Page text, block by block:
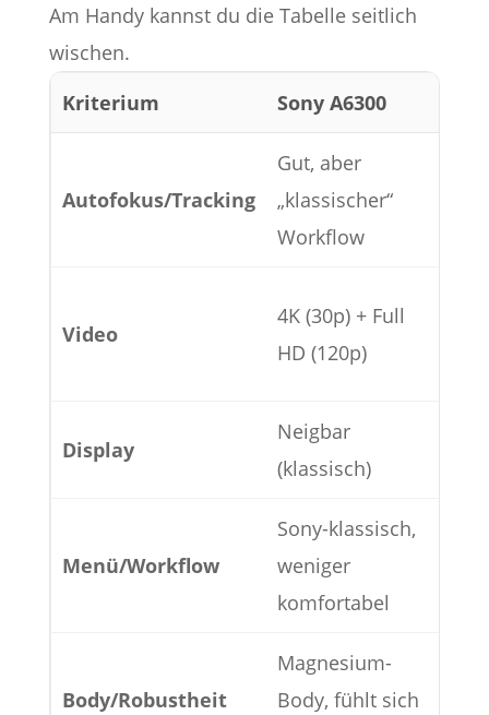
Am Handy kannst du die Tabelle seitlich
wischen.
Kriterium
Sony A6300
Autofokus/Tracking
Gut, aber
„klassischer“
Workflow
Video
4K (30p) + Full
HD (120p)
Display
Neigbar
(klassisch)
Menü/Workflow
Sony-klassisch,
weniger
komfortabel
Body/Robustheit
Magnesium-
Body, fühlt sich